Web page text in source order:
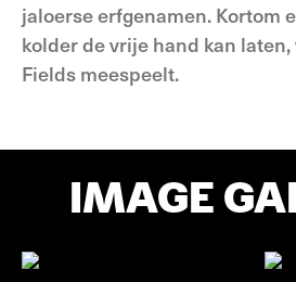
jaloerse erfgenamen. Kortom
kolder de vrije hand kan laten,
Fields meespeelt.
IMAGE